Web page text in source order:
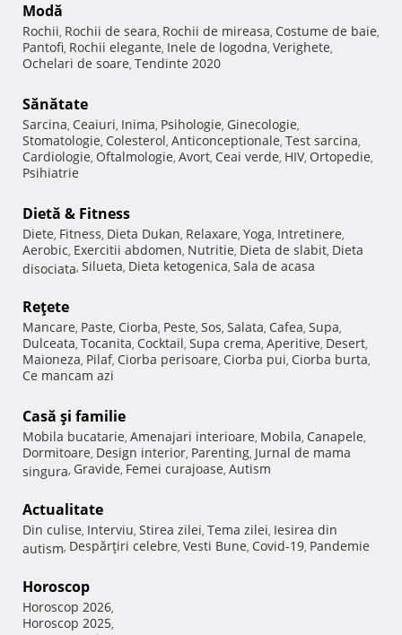
Modă
Rochii, Rochii de seara, Rochii de mireasa, Costume de baie,
Pantofi, Rochii elegante, Inele de logodna, Verighete,
Ochelari de soare, Tendinte 2020
Sănătate
Sarcina, Ceaiuri, Inima, Psihologie, Ginecologie,
Stomatologie, Colesterol, Anticonceptionale, Test sarcina,
Cardiologie, Oftalmologie, Avort, Ceai verde, HIV, Ortopedie,
Psihiatrie
Dietă & Fitness
Diete, Fitness, Dieta Dukan, Relaxare, Yoga, Intretinere,
Aerobic, Exercitii abdomen, Nutritie, Dieta de slabit, Dieta
disociata, Silueta, Dieta ketogenica, Sala de acasa
Reţete
Mancare, Paste, Ciorba, Peste, Sos, Salata, Cafea, Supa,
Dulceata, Tocanita, Cocktail, Supa crema, Aperitive, Desert,
Maioneza, Pilaf, Ciorba perisoare, Ciorba pui, Ciorba burta,
Ce mancam azi
Casă şi familie
Mobila bucatarie, Amenajari interioare, Mobila, Canapele,
Dormitoare, Design interior, Parenting, Jurnal de mama
singura, Gravide, Femei curajoase, Autism
Actualitate
Din culise, Interviu, Stirea zilei, Tema zilei, Iesirea din
autism, Despărţiri celebre, Vesti Bune, Covid-19, Pandemie
Horoscop
Horoscop 2026,
Horoscop 2025,